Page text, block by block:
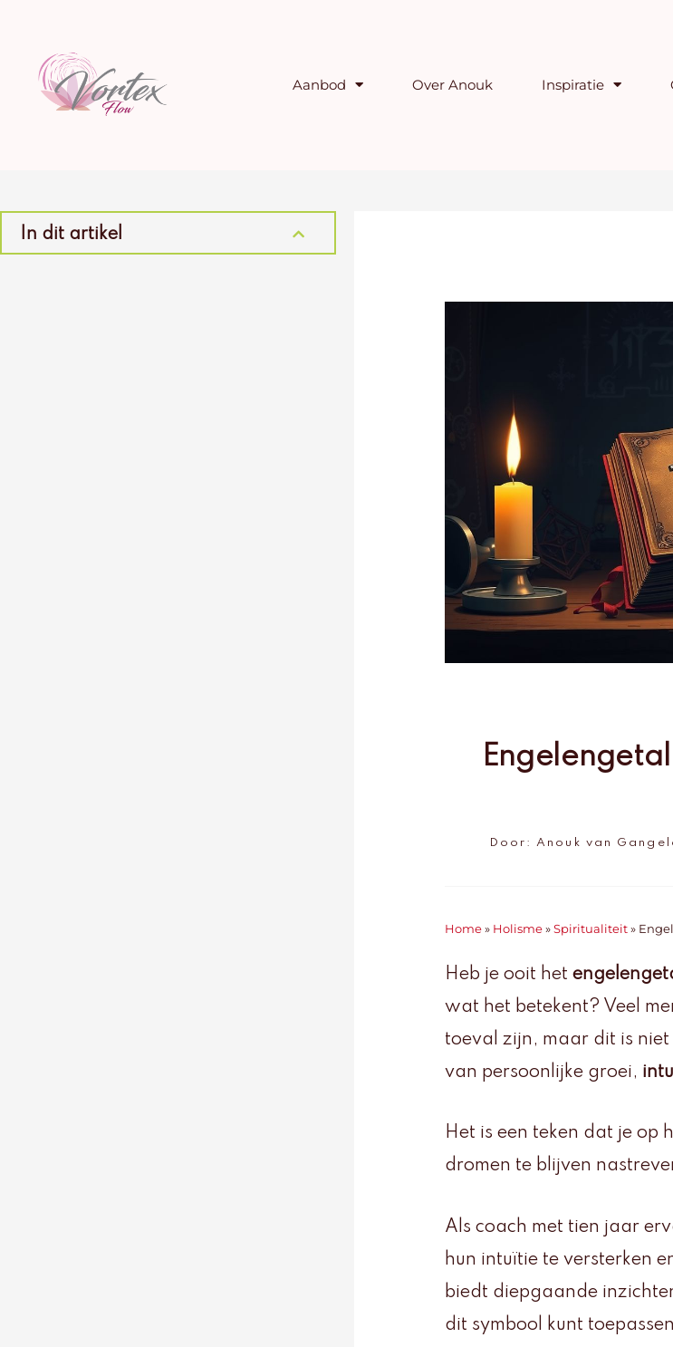
inhoud
Aanbod Over Anouk Inspiratie
In dit artikel
Door: Anouk van
Home » Holisme » Spiritualiteit »
Heb je ooit het
wat het betekent? Veel
toeval zijn, maar dit is niet
van persoonlijke groei,
Het is een teken dat je op
dromen te blijven
Als coach met tien jaar
hun intuïtie te versterken
biedt diepgaande
dit symbool kunt